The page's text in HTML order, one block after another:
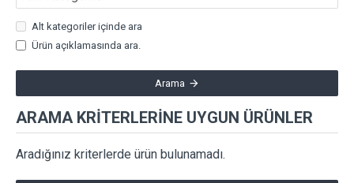
Alt kategoriler içinde ara
Ürün açıklamasında ara.
Arama
ARAMA KRITERLERINE UYGUN ÜRÜNLER
Aradığınız kriterlerde ürün bulunamadı.